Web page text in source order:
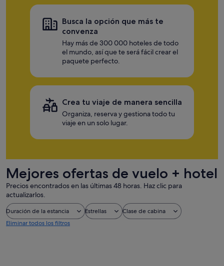
Busca la opción que más te
convenza
Hay más de 300 000 hoteles de todo
el mundo, así que te será fácil crear el
paquete perfecto.
Crea tu viaje de manera sencilla
Organiza, reserva y gestiona todo tu
viaje en un solo lugar.
Mejores ofertas de vuelo + hotel
Precios encontrados en las últimas 48 horas. Haz clic para
actualizarlos.
Duración de la estancia Estrellas
Clase de cabina
Eliminar todos los filtros